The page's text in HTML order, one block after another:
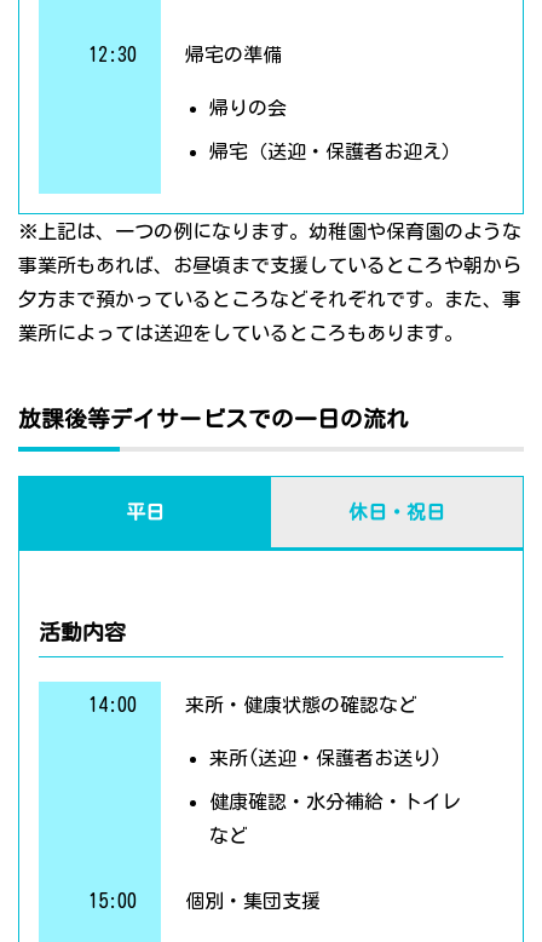
12:30 帰宅の準備
帰りの会
帰宅（送迎・保護者お迎え）
※上記は、一つの例になります。幼稚園や保育園のような
事業所もあれば、お昼頃まで支援しているところや朝から
夕方まで預かっているところなどそれぞれです。また、事
業所によっては送迎をしているところもあります。
放課後等デイサービスでの一日の流れ
平日 休日・祝日
活動内容
14:00 来所・健康状態の確認など
来所(送迎・保護者お送り)
健康確認・水分補給・トイレ
など
15:00 個別・集団支援